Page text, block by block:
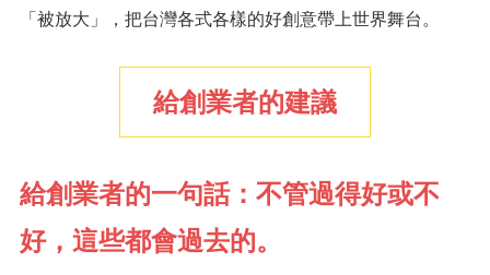
「被放大」，把台灣各式各樣的好創意帶上世界舞台。
給創業者的建議
給創業者的一句話：不管過得好或不
好，這些都會過去的。